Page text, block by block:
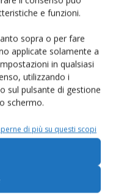
e funzioni.
sopra o per fare
applicate solamente a
in qualsiasi
utilizzando i
sul pulsante di gestione
schermo.
di più su questi scopi
mondo